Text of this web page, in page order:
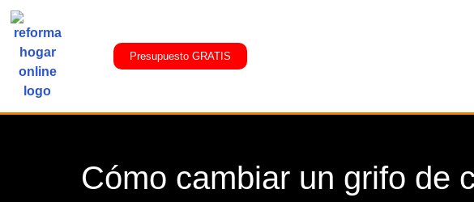
Presupuesto GRATIS
Cómo cambiar un grifo de